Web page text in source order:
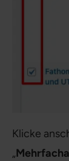
Klicke
„